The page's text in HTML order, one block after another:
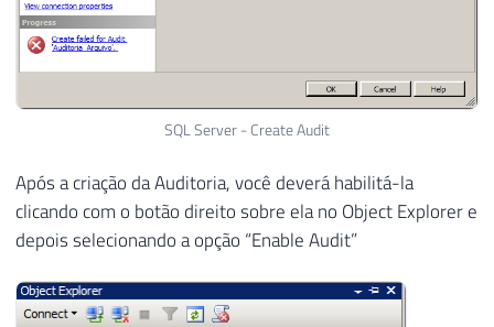
SQL Server - Create Audit
Após a criação da Auditoria, você deverá habilitá-la
clicando com o botão direito sobre ela no Object Explorer e
depois selecionando a opção “Enable Audit”